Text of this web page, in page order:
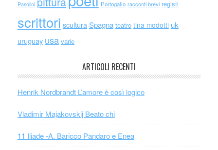
Pasolini Portogallo racconti brevi registi
scrittori scultura Spagna teatro tina modotti uk
uruguay usa varie
ARTICOLI RECENTI
Henrik Nordbrandt L’amore è così logico
Vladimir Majakovskij Beato chi
11 Iliade -A. Baricco Pandaro e Enea